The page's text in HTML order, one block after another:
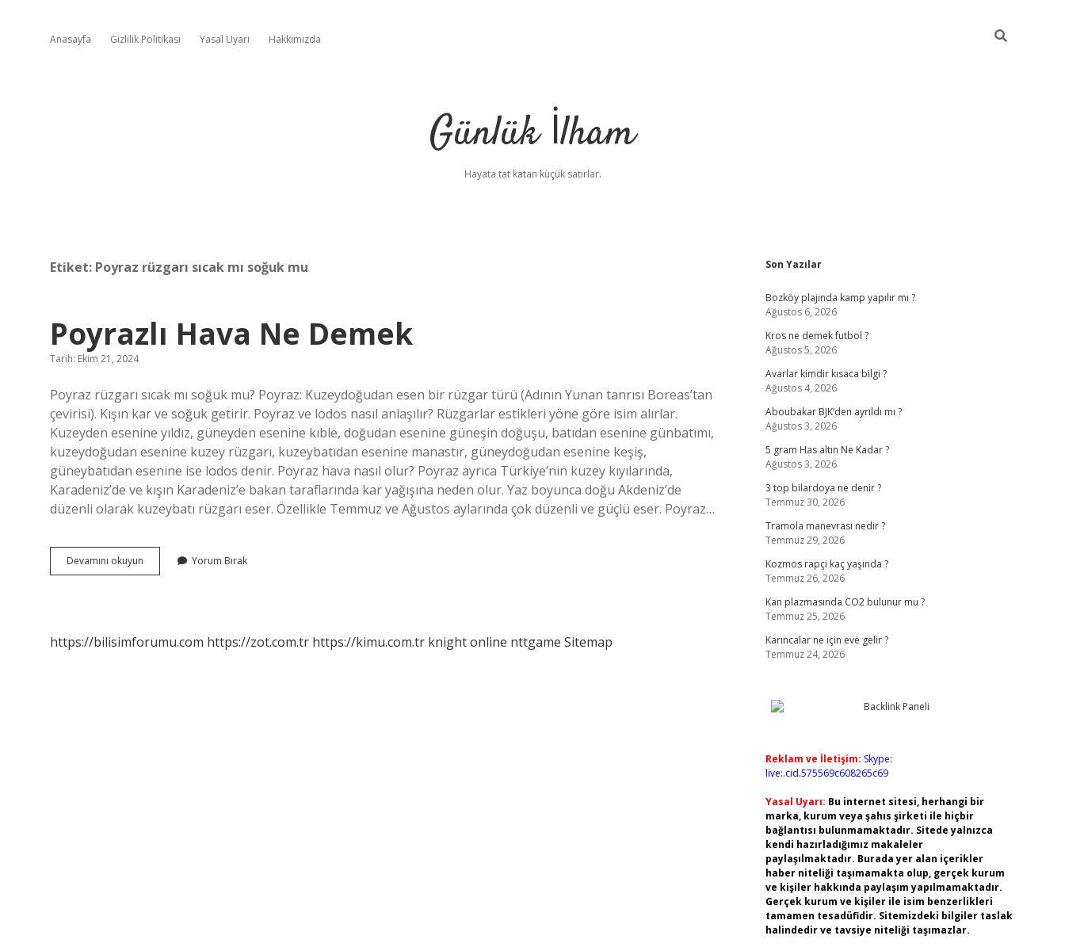
Anasayfa Gizlilik Politikası Yasal Uyarı Hakkımızda
Günlük İlham
Hayata tat katan küçük satırlar.
Etiket: Poyraz rüzgarı sıcak mı soğuk mu
Poyrazlı Hava Ne Demek
Tarih: Ekim 21, 2024
Poyraz rüzgarı sıcak mı soğuk mu? Poyraz: Kuzeydoğudan esen bir rüzgar türü (Adının Yunan tanrısı Boreas’tan
çevirisi). Kışın kar ve soğuk getirir. Poyraz ve lodos nasıl anlaşılır? Rüzgarlar estikleri yöne göre isim alırlar.
Kuzeyden esenine yıldız, güneyden esenine kıble, doğudan esenine güneşin doğuşu, batıdan esenine günbatımı,
kuzeydoğudan esenine kuzey rüzgarı, kuzeybatıdan esenine manastır, güneydoğudan esenine keşiş,
güneybatıdan esenine ise lodos denir. Poyraz hava nasıl olur? Poyraz ayrıca Türkiye’nin kuzey kıyılarında,
Karadeniz’de ve kışın Karadeniz’e bakan taraflarında kar yağışına neden olur. Yaz boyunca doğu Akdeniz’de
düzenli olarak kuzeybatı rüzgarı eser. Özellikle Temmuz ve Ağustos aylarında çok düzenli ve güçlü eser. Poyraz…
Devamını okuyun Poyrazlı
Hava
Yorum Bırak
https://bilisimforumu.com https://zot.com.tr https://kimu.com.tr knight online nttgame Sitemap
Sidebar
Son Yazılar
Bozköy plajında kamp yapılır mı ?
Ağustos 6, 2026
Kros ne demek futbol ?
Ağustos 5, 2026
Avarlar kimdir kısaca bilgi ?
Ağustos 4, 2026
Aboubakar BJK’den ayrıldı mı ?
Ağustos 3, 2026
5 gram Has altın Ne Kadar ?
Ağustos 3, 2026
3 top bilardoya ne denir ?
Temmuz 30, 2026
Tramola manevrası nedir ?
Temmuz 29, 2026
Kozmos rapçi kaç yaşında ?
Temmuz 26, 2026
Kan plazmasında CO2 bulunur mu ?
Temmuz 25, 2026
Karıncalar ne için eve gelir ?
Temmuz 24, 2026
Reklam ve İletişim: Skype:
live:.cid.575569c608265c69
Yasal Uyarı: Bu internet sitesi, herhangi bir
marka, kurum veya şahıs şirketi ile hiçbir
bağlantısı bulunmamaktadır. Sitede yalnızca
kendi hazırladığımız makaleler
paylaşılmaktadır. Burada yer alan içerikler
haber niteliği taşımamakta olup, gerçek kurum
ve kişiler hakkında paylaşım yapılmamaktadır.
Gerçek kurum ve kişiler ile isim benzerlikleri
tamamen tesadüfidir. Sitemizdeki bilgiler taslak
halindedir ve tavsiye niteliği taşımazlar.